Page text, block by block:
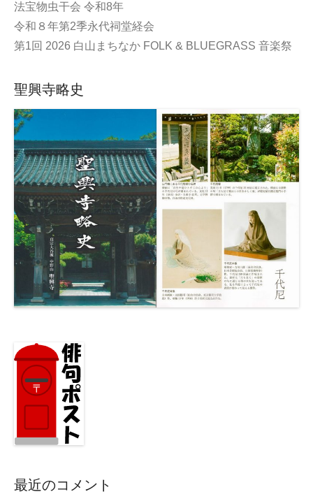
法宝物虫干会 令和8年
令和８年第2季永代祠堂経会
第1回 2026 白山まちなか FOLK & BLUEGRASS 音楽祭
聖興寺略史
最近のコメント